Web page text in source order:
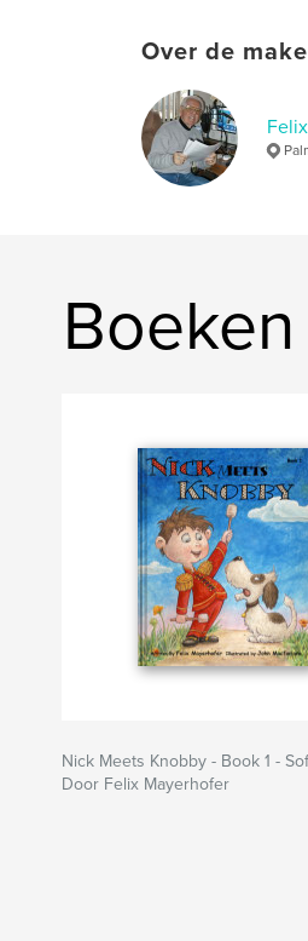
Over de
Nick Meets Knobby - Book 1 -
Door Felix Mayerhofer